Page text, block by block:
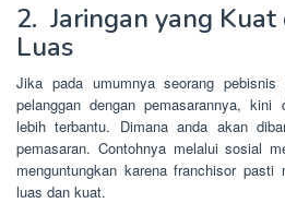
2. Jaringan yang Kuat
Luas
Jika pada umumnya seorang
pelanggan dengan pemasarannya,
lebih terbantu. Dimana anda akan
pemasaran. Contohnya melalui sosial
menguntungkan karena franchisor
luas dan kuat.